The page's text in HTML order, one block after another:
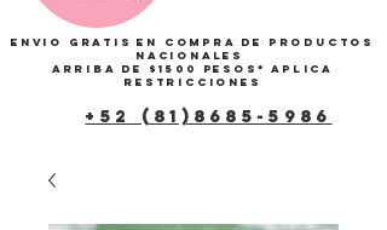
Envio gratis en compra de productos
Nacionales
arriba de $1500 pesos*Aplica
restricciones
+52 (81)8685-5986